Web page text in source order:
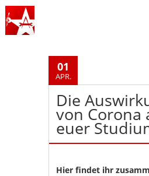
01
APR.
Die
von Corona
euer
Hier findet ihr